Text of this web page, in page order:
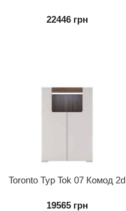
22446 грн
Toronto Typ Tok 07 Комод 2d
19565 грн